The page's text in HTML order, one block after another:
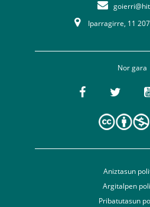
Iparragirre, 11
Nor gara
Aniztasun
Argitalpen
Pribatutasun